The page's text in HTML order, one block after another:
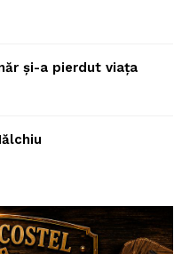
și-a pierdut viața